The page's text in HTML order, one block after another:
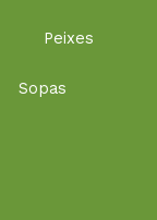
Peixes
Sopas